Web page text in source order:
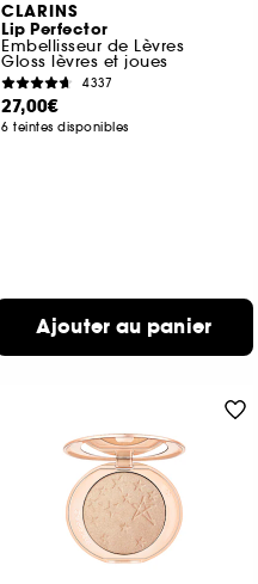
CLARINS
Lip Perfector
Embellisseur de Lèvres
Gloss lèvres et joues
4337
27,00€
6 teintes disponibles
Ajouter au panier